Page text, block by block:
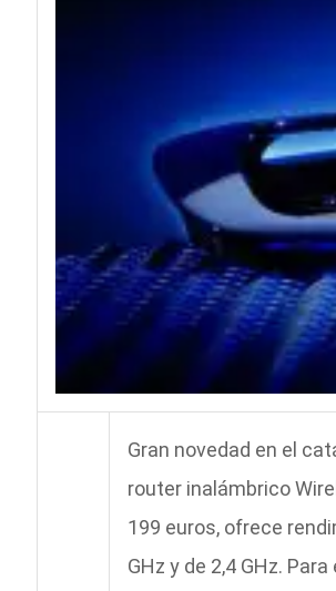
Gran novedad en el
router inalámbrico
199 euros, ofrece
GHz y de 2,4 GHz.